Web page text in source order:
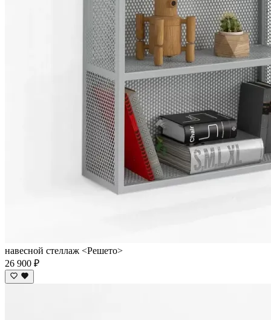
навесной стеллаж <Решето>
26 900 ₽